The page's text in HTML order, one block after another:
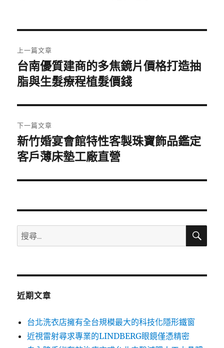
章
導
覽
上一篇文章
上
一
文
章:
台南優質建商的多焦鏡片價格打造抽
脂與生髮療程植髮價錢
下一篇文章
下
一
文
新竹婚宴會館特性客製珠寶飾品鑑定
客戶薄床墊工廠直營
搜
尋
鍵
搜
近期文章
台北洗衣店擁有全台規模最大的科技化隱形鐵窗
近視雷射尋求專業的LINDBERG眼鏡僅憑精密